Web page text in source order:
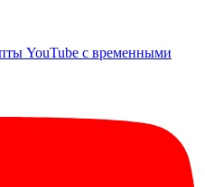
YouTube с временными